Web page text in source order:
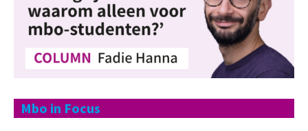
Mbo in Focus